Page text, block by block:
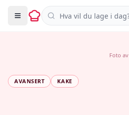
Søk i oppskrifter
AVANSERT KAKE
Foto av